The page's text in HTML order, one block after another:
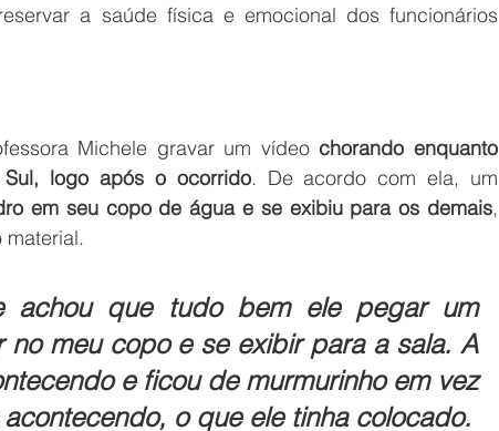
a saúde física e emocional dos funcionários
Michele gravar um vídeo chorando enquanto
logo após o ocorrido
em seu copo de água e se exibiu para os demais,
material.
achou que tudo bem ele pegar um
meu copo e se exibir para a sala. A
e ficou de murmurinho em vez
o que ele tinha colocado.